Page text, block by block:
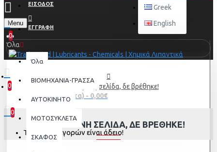
ΕΙΣΟΔΟΣ
ΕΓΓΡΑΦΗ
Greek
English
Menu
0
0
0 προϊόν(τα) - 0,00€
0
Το καλάθι αγορών είναι άδειο!
Όλα
Όλα
ΒΙΟΜΗΧΑΝΙΑ-ΓΡΑΣΣΑ
AYTOKINHTO
ΜΟΤΟΣΥΚΛΕΤΑ
ΣΚΑΦΟΣ
Η αιτούμενη σελίδα, δε βρέθηκε!
Η ΑΙΤΟΎΜΕΝΗ ΣΕΛΊΔΑ, ΔΕ ΒΡΈΘΗΚΕ!